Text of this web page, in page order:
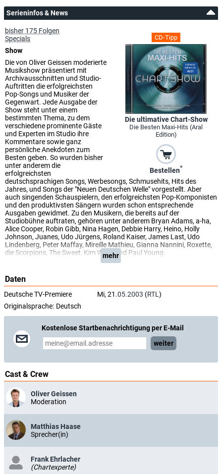
Serieninfos & News
CD-Tipp
Die ultimative Chart-Show
Die Besten Maxi-Hits (Aral
Edition)
Bestellen*
bisher 175 Folgen
Specials
Show
Die von Oliver Geissen moderierte
Musikshow präsentiert mit
Archivausschnitten und Studio-
Auftritten die erfolgreichsten
Pop-Songs und Musiker der
Gegenwart. Jede Ausgabe der
Show steht unter einem
bestimmten Thema, zu dem
verschiedene prominente Gäste
und Experten im Studio ihre
Kommentare sowie ganz
persönliche Anekdoten zum
Besten geben. So wurden bisher
unter anderem die
erfolgreichsten
deutschsprachigen Songs, Werbesongs, Schmusehits, Hits des
Jahres, und Songs der "Neuen Deutschen Welle" vorgestellt. Aber
auch singenden Schauspielern, den erfolgreichsten Pop-Komponisten
und den produktivsten Sängern wurden schon entsprechende
Ausgaben gewidmet. Zu den Musikern, die bereits auf der
Studiobühne auftraten, gehören unter anderem Bryan Adams, a-ha,
Alice Cooper, Robin Gibb, Nina Hagen, Debbie Harry, Heino, Holly
Johnson, Juanes, Udo Jürgens, Roland Kaiser, James Last, Udo
Lindenberg, Peter Maffay, Mireille Mathieu, Gianna Nannini, Roxette,
die Scorpions, The Sweet, Kim Wilde und Paul Young.
mehr
Daten
Deutsche TV-Premiere Mi, 21.05.2003 (RTL )
Originalsprache: Deutsch
Kostenlose Startbenachrichtigung per E-Mail
weiter
Cast & Crew
Oliver Geissen
Moderation
Matthias Haase
Sprecher(in)
Frank Ehrlacher
(Chartexperte)